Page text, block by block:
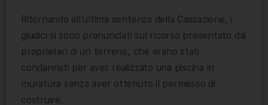
Ritornando all’ultima sentenza della Cassazione, i
giudici si sono pronunciati sul ricorso presentato dai
proprietari di un terreno, che erano stati
condannati per aver realizzato una piscina in
muratura senza aver ottenuto il permesso di
costruire.